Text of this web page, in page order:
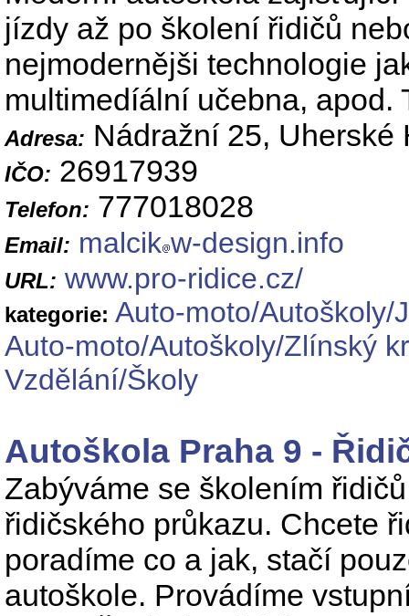
jízdy až po školení řidičů
nejmodernějši technologie
multimedíální učebna, apod.
Adresa: Nádražní 25, Uherské
IČO: 26917939
Telefon: 777018028
Email: malcik w-design.info
URL: www.pro-ridice.cz/
kategorie: Auto-moto/Autoškoly/
Auto-moto/Autoškoly/Zlínský
Vzdělání/Školy
Autoškola Praha 9 -
Zabýváme se školením
řidičského průkazu. Chcete
poradíme co a jak, stačí
autoškole. Provádíme